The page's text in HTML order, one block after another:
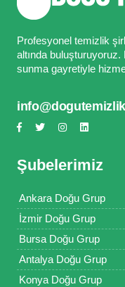
Profesyonel temizlik
altında
sunma gayretiyle
Şubelerimiz
Ankara Doğu Grup
İzmir Doğu Grup
Bursa Doğu Grup
Antalya Doğu Grup
Konya Doğu Grup